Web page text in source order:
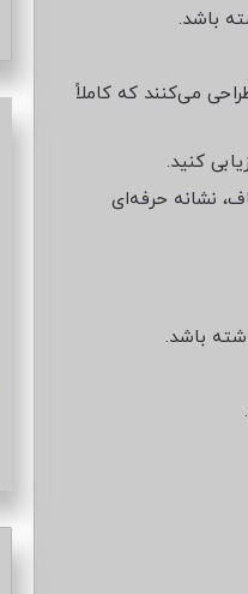
باشد.
می‌کنند که کاملاً
کنید.
نشانه حرفه‌ای
باشد.